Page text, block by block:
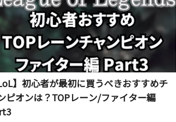
LoL】初心者が最初に買うべきおすすめチ
ピオンは？TOPレーン/ファイター編